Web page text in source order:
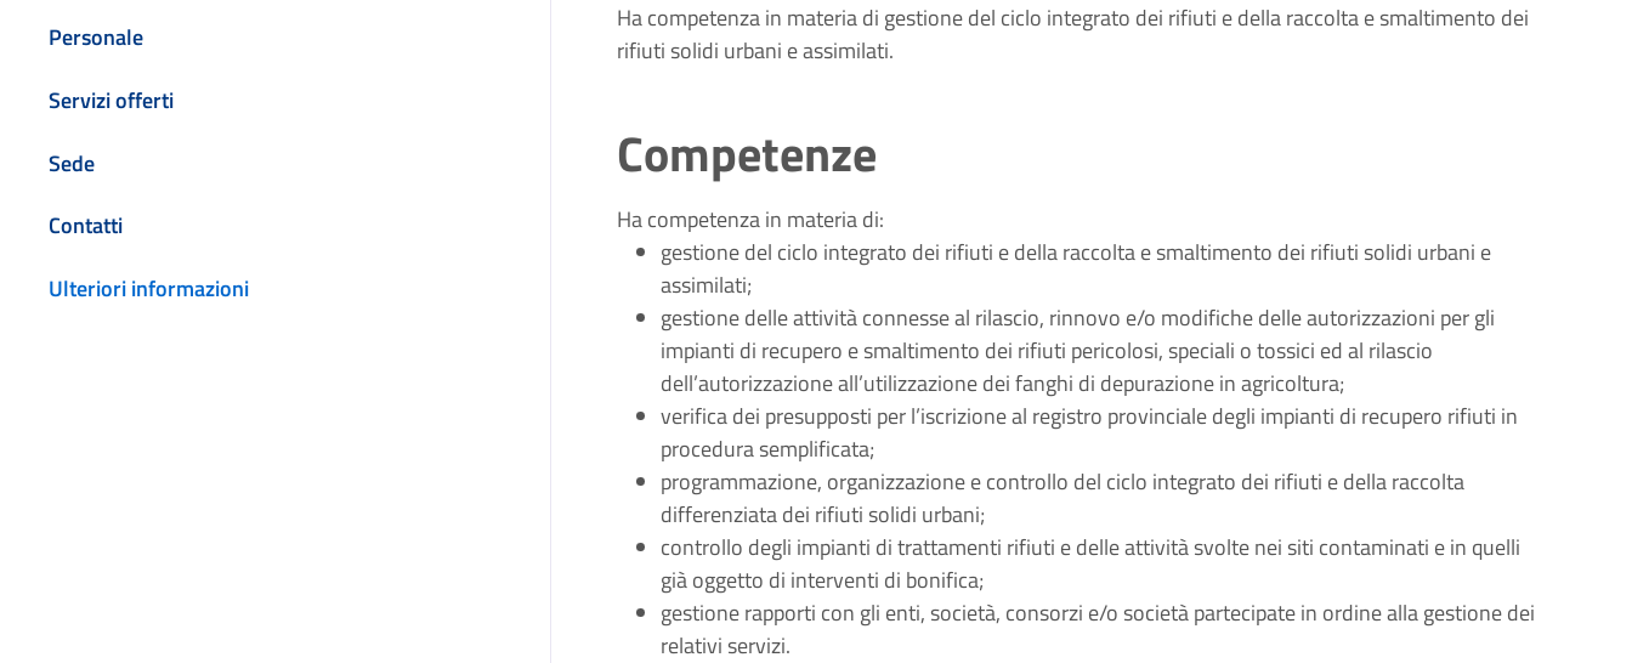
Personale
Servizi offerti
Sede
Contatti
Ulteriori informazioni
Ha competenza in materia di gestione del ciclo integrato dei rifiuti e della raccolta e smaltimento dei
rifiuti solidi urbani e assimilati.
Competenze
Ha competenza in materia di:
gestione del ciclo integrato dei rifiuti e della raccolta e smaltimento dei rifiuti solidi urbani e
assimilati;
gestione delle attività connesse al rilascio, rinnovo e/o modifiche delle autorizzazioni per gli
impianti di recupero e smaltimento dei rifiuti pericolosi, speciali o tossici ed al rilascio
dell’autorizzazione all’utilizzazione dei fanghi di depurazione in agricoltura;
verifica dei presupposti per l’iscrizione al registro provinciale degli impianti di recupero rifiuti in
procedura semplificata;
programmazione, organizzazione e controllo del ciclo integrato dei rifiuti e della raccolta
differenziata dei rifiuti solidi urbani;
controllo degli impianti di trattamenti rifiuti e delle attività svolte nei siti contaminati e in quelli
già oggetto di interventi di bonifica;
gestione rapporti con gli enti, società, consorzi e/o società partecipate in ordine alla gestione dei
relativi servizi.